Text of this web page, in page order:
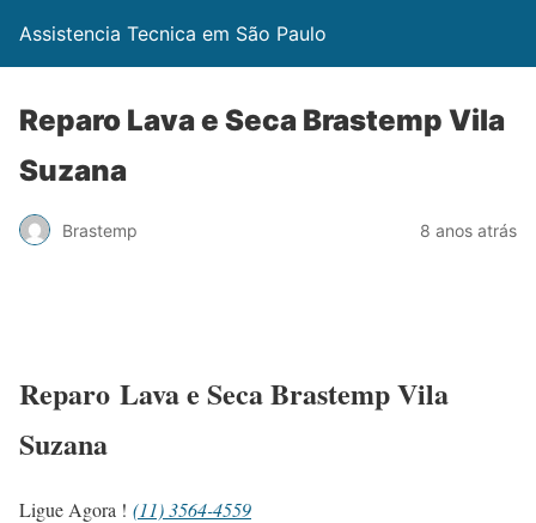
Assistencia Tecnica em São Paulo
Reparo Lava e Seca Brastemp Vila
Suzana
Brastemp 8 anos atrás
Reparo Lava e Seca Brastemp Vila
Suzana
Ligue Agora ! (11) 3564-4559